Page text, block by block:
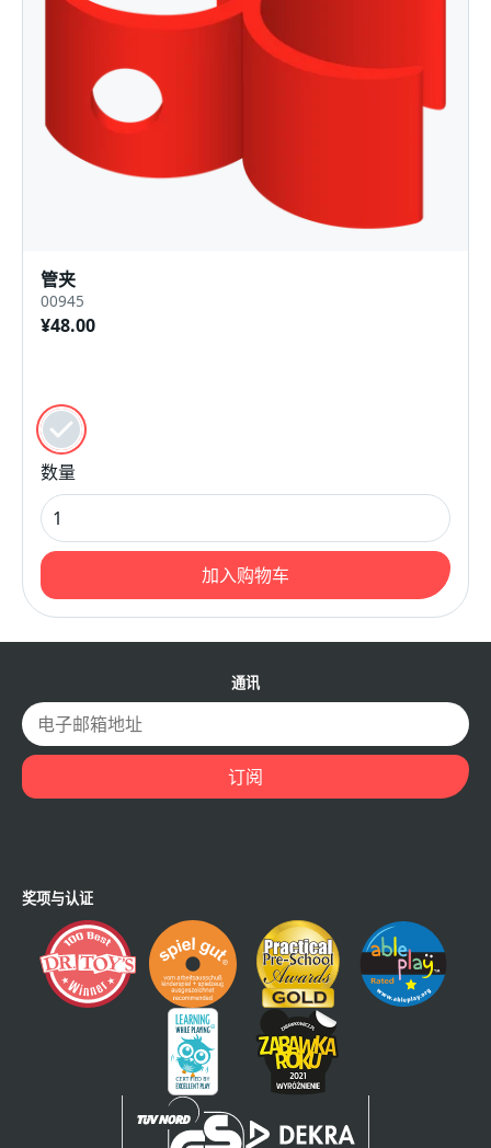
管夹
00945
¥48.00
颜色
红色的
数量
加入购物车
通讯
电子邮箱地址
订阅
奖项与认证